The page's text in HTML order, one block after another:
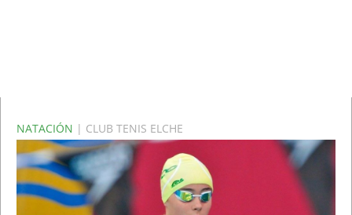
NATACIÓN | CLUB TENIS ELCHE